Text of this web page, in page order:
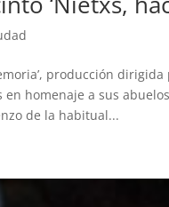
producción
homenaje a sus
de la habitual...